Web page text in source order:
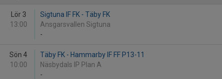
Lör 3
13:00
Sigtuna IF FK - Täby FK
Ansgarsvallen Sigtuna
-
Sön 4
10:00
Täby FK - Hammarby IF FF P13-11
Näsbydals IP Plan A
-